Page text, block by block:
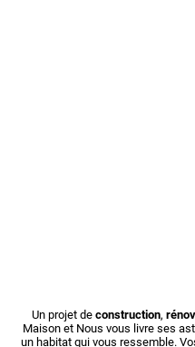
Un projet de construction,
Maison et Nous vous livre ses
un habitat qui vous ressemble.